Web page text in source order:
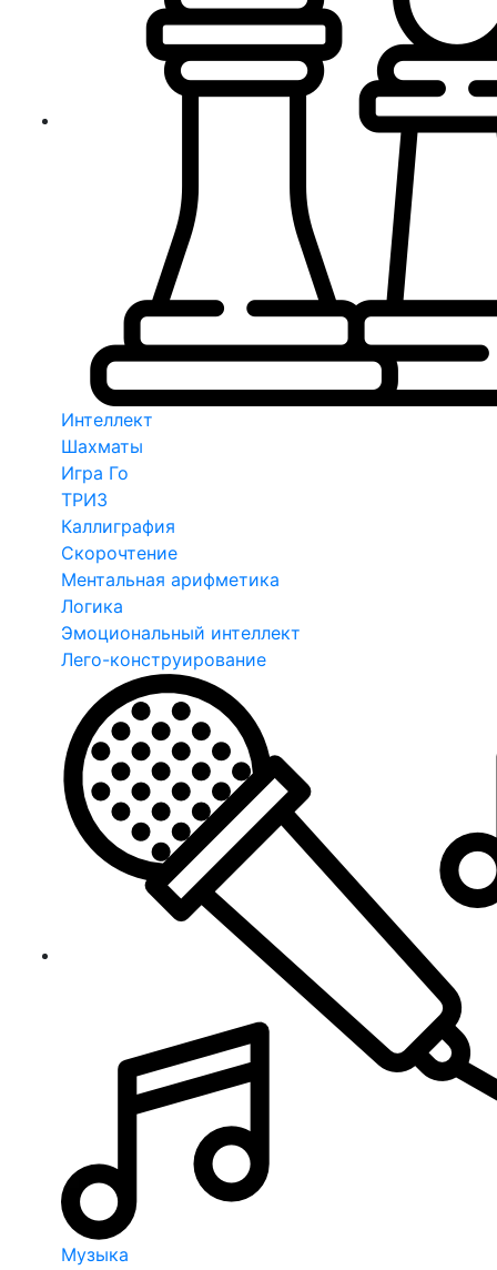
Интеллект
Шахматы
Игра Го
ТРИЗ
Каллиграфия
Скорочтение
Ментальная арифметика
Логика
Эмоциональный интеллект
Лего-конструирование
Музыка